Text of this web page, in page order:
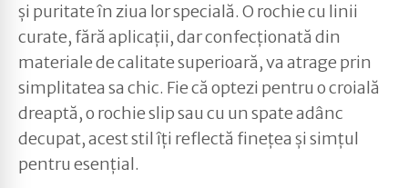
și puritate în ziua lor specială. O rochie cu linii
curate, fără aplicații, dar confecționată din
materiale de calitate superioară, va atrage prin
simplitatea sa chic. Fie că optezi pentru o croială
dreaptă, o rochie slip sau cu un spate adânc
decupat, acest stil îți reflectă finețea și simțul
pentru esențial.